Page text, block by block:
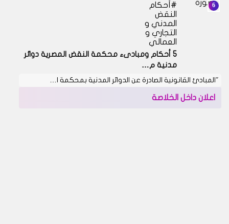
أحكام
النقض
المدني و
التجاري و
العمالي
5 أحكام ومبادىء محكمة النقض المصرية دوائر
مدنية م…
"المبادئ القانونية الصادرة عن الدوائر المدنية بمحكمة ا…
اعلان داخل الخلاصة